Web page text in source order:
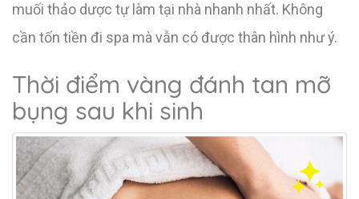
muối thảo dược tự làm tại nhà nhanh nhất. Không
cần tốn tiền đi spa mà vẫn có được thân hình như ý.
Thời điểm vàng đánh tan mỡ
bụng sau khi sinh